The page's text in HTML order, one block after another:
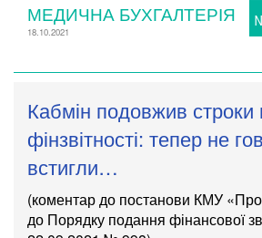
МЕДИЧНА БУХГАЛТЕРІЯ
18.10.2021
Кабмін подовжив строки
фінзвітності: тепер не
встигли…
(коментар до постанови КМУ
до Порядку подання фінансової